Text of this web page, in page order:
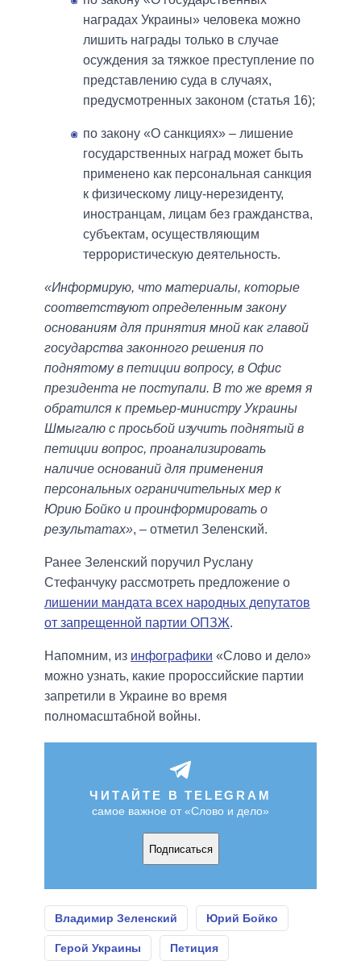
наградах Украины» человека можно
лишить награды только в случае
осуждения за тяжкое преступление по
представлению суда в случаях,
предусмотренных законом (статья 16);
по закону «О санкциях» – лишение
государственных наград может быть
применено как персональная санкция
к физическому лицу-нерезиденту,
иностранцам, лицам без гражданства,
субъектам, осуществляющим
террористическую деятельность.
«Информирую, что материалы, которые
соответствуют определенным закону
основаниям для принятия мной как главой
государства законного решения по
поднятому в петиции вопросу, в Офис
президента не поступали. В то же время я
обратился к премьер-министру Украины
Шмыгалю с просьбой изучить поднятый в
петиции вопрос, проанализировать
наличие оснований для применения
персональных ограничительных мер к
Юрию Бойко и проинформировать о
результатах», – отметил Зеленский.
Ранее Зеленский поручил Руслану
Стефанчуку рассмотреть предложение о
лишении мандата всех народных депутатов
от запрещенной партии ОПЗЖ.
Напомним, из инфографики «Слово и дело»
можно узнать, какие пророссийские партии
запретили в Украине во время
полномасштабной войны.
ЧИТАЙТЕ В TELEGRAM
самое важное от «Слово и дело»
Подписаться
Владимир Зеленский Юрий Бойко
Герой Украины Петиция